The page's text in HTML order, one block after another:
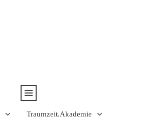
Traumzeit.Akademie